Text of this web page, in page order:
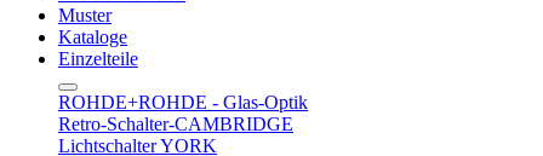
Muster
Kataloge
Einzelteile
ROHDE+ROHDE - Glas-Optik
Retro-Schalter-CAMBRIDGE
Lichtschalter YORK